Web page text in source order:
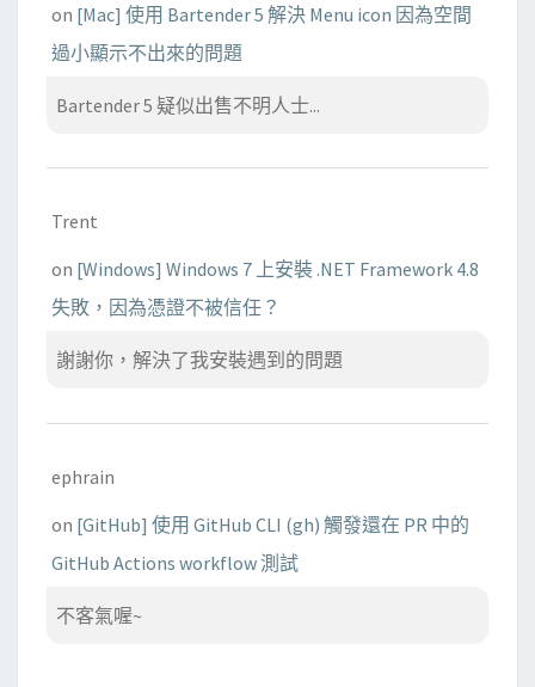
on [Mac] 使用 Bartender 5 解決 Menu icon 因為空間
過小顯示不出來的問題
Bartender 5 疑似出售不明人士...
Trent
on [Windows] Windows 7 上安裝 .NET Framework 4.8
失敗，因為憑證不被信任？
謝謝你，解決了我安裝遇到的問題
ephrain
on [GitHub] 使用 GitHub CLI (gh) 觸發還在 PR 中的
GitHub Actions workflow 測試
不客氣喔~